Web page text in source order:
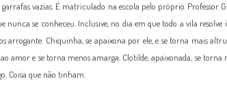
vazias. É matriculado na escola pelo próprio Professor
se conheceu. Inclusive, no dia em que todo a vila
arrogante. Chiquinha, se apaixona por ele, e se torna mais
e se torna menos amarga. Clotilde, apaixonada, se torna
Coisa que não tinham.